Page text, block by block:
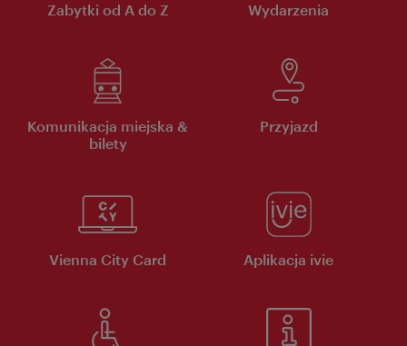
Zabytki od A do Z Wydarzenia
Komunikacja miejska &
bilety
Przyjazd
Vienna City Card Aplikacja ivie